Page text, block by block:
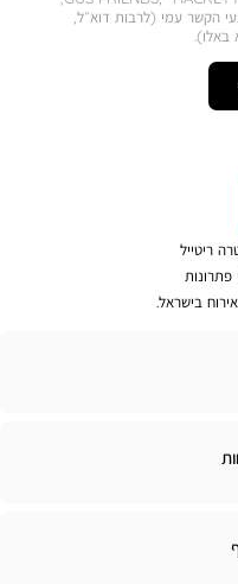
הקשר עמי (לרבות דוא״ל,
באלו).
ריטייל
פתרונות
בישראל.